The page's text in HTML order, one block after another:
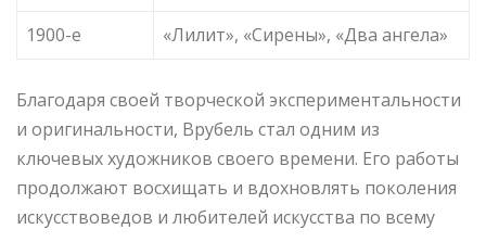
1900-е
«Лилит», «Сирены», «Два ангела»
Благодаря своей творческой экспериментальности
и оригинальности, Врубель стал одним из
ключевых художников своего времени. Его работы
продолжают восхищать и вдохновлять поколения
искусствоведов и любителей искусства по всему